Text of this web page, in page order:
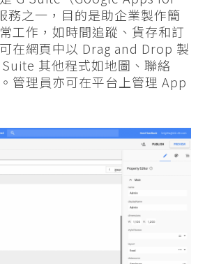
務之一，目的是助企業製作簡
工作，如時間追蹤、貨存和訂
在網頁中以 Drag and Drop 製
其他程式如地圖、聯絡
管理員亦可在平台上管理 App